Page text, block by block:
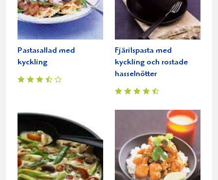
Pastasallad med
kyckling
Fjärilspasta med
kyckling och rostade
hasselnötter